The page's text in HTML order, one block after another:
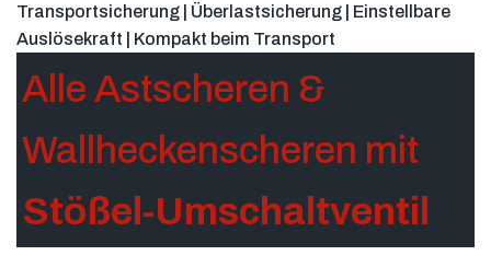
Transportsicherung | Überlastsicherung | Einstellbare
Auslösekraft | Kompakt beim Transport
Alle Astscheren &
Wallheckenscheren mit
Stößel-Umschaltventil